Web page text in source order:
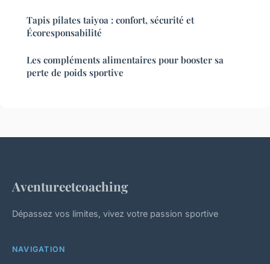
Tapis pilates taiyoa : confort, sécurité et
Écoresponsabilité
Les compléments alimentaires pour booster sa
perte de poids sportive
Aventureetcoaching
Dépassez vos limites, vivez votre passion sportive
NAVIGATION